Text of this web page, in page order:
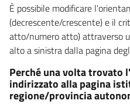
È possibile modificare
(decrescente/crescente) e il
atto/numero atto) attraverso
alto a sinistra dalla pagina
Perché una volta trovato
indirizzato alla pagina
regione/provincia